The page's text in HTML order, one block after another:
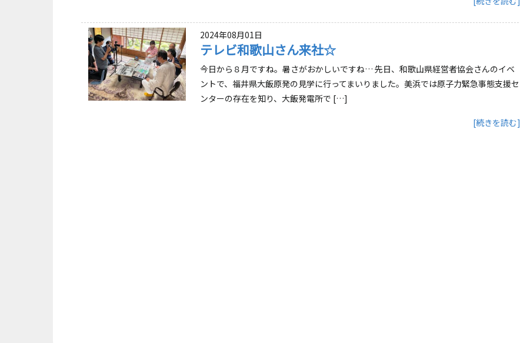
2024年08月01日
テレビ和歌山さん来社☆
今日から８月ですね。暑さがおかしいですね… 先日、和歌山県経営者協会さんのイベ
ントで、福井県大飯原発の見学に行ってまいりました。美浜では原子力緊急事態支援セ
ンターの存在を知り、大飯発電所で […]
[続きを読む]